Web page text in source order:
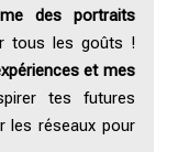
des portraits
tous les goûts !
et mes
tes futures
les réseaux pour